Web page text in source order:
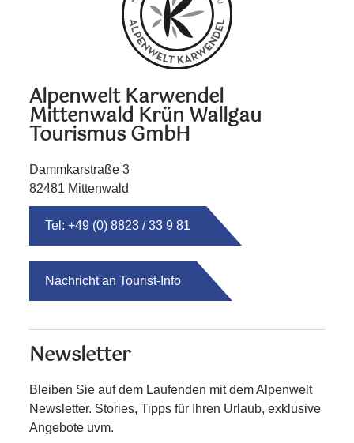
Alpenwelt Karwendel
Mittenwald Krün Wallgau
Tourismus GmbH
Dammkarstraße 3
82481 Mittenwald
Tel: +49 (0) 8823 / 33 9 81
Nachricht an Tourist-Info
Newsletter
Bleiben Sie auf dem Laufenden mit dem Alpenwelt
Newsletter. Stories, Tipps für Ihren Urlaub, exklusive
Angebote uvm.